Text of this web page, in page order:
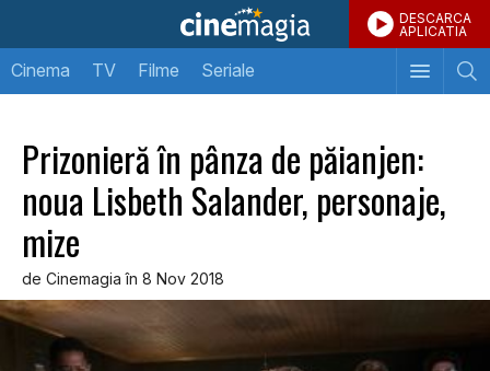
DESCARCA
APLICATIA
Cinema TV Filme Seriale
Prizonieră în pânza de păianjen:
noua Lisbeth Salander, personaje,
mize
de Cinemagia în 8 Nov 2018